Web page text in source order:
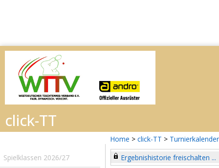
Home > click-TT > Turnierkalender
Spielklassen 2026/27
Ergebnishistorie freischalten ...